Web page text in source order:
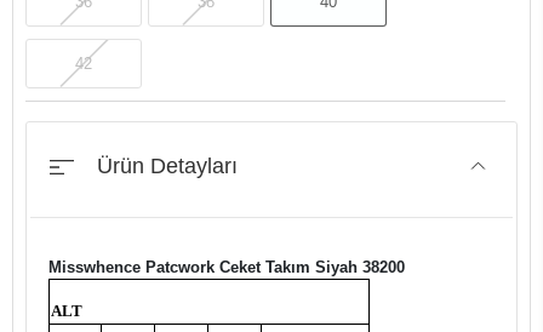
42
Ürün Detayları
Misswhence Patcwork Ceket Takım Siyah 38200
ALT